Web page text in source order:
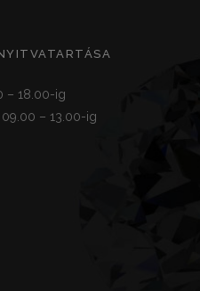
– 18.00-ig
– 13.00-ig